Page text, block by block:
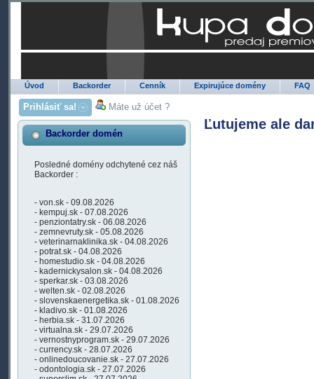
Úvod Backorder Cenník Expirujúce domény FAQ
Prihlásiť sa! Máte už účet ?
Backorder domén
Posledné domény odchytené cez náš
Backorder :
- von.sk - 09.08.2026
- kempuj.sk - 07.08.2026
- penziontatry.sk - 06.08.2026
- zemnevruty.sk - 05.08.2026
- veterinarnaklinika.sk - 04.08.2026
- potrat.sk - 04.08.2026
- homestudio.sk - 04.08.2026
- kadernickysalon.sk - 04.08.2026
- sperkar.sk - 03.08.2026
- welten.sk - 02.08.2026
- slovenskaenergetika.sk - 01.08.2026
- kladivo.sk - 01.08.2026
- herbia.sk - 31.07.2026
- virtualna.sk - 29.07.2026
- vernostnyprogram.sk - 29.07.2026
- currency.sk - 28.07.2026
- onlinedoucovanie.sk - 27.07.2026
- odontologia.sk - 27.07.2026
Ľutujeme ale